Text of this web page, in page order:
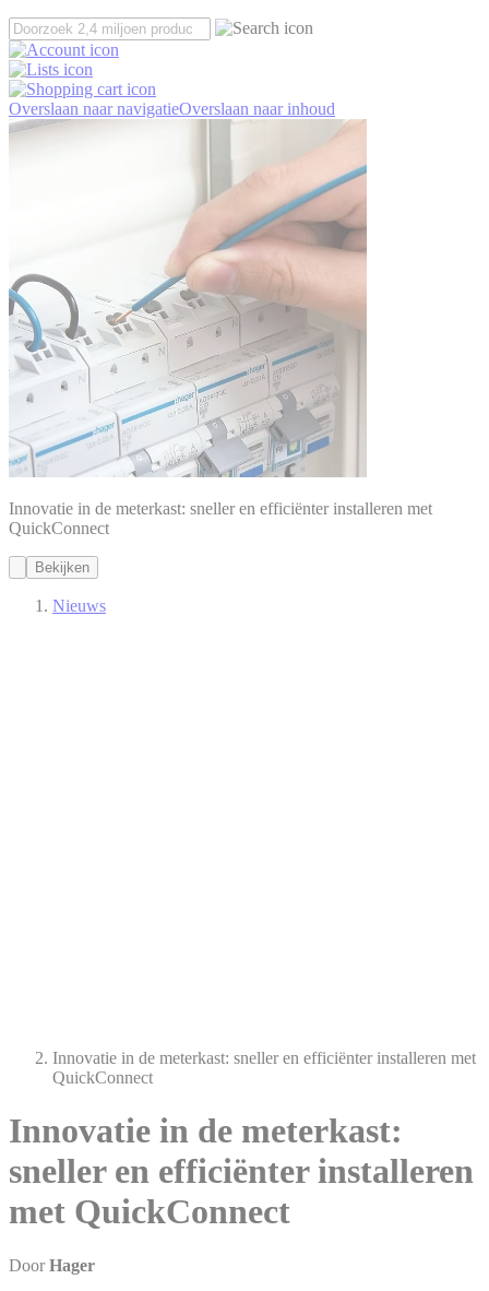
Overslaan naar navigatieOverslaan naar inhoud
Innovatie in de meterkast: sneller en efficiënter installeren met
QuickConnect
Bekijken
Nieuws
Innovatie in de meterkast: sneller en efficiënter installeren met
QuickConnect
Innovatie in de meterkast:
sneller en efficiënter installeren
met QuickConnect
DoorHager